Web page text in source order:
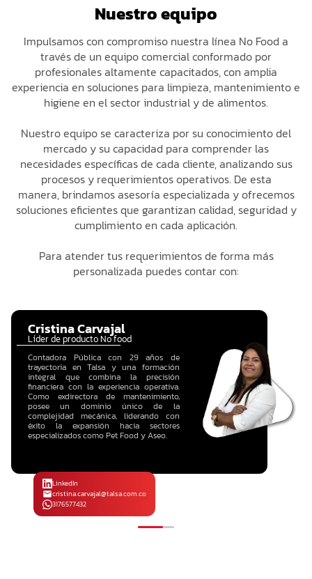
Nuestro equipo
Impulsamos con compromiso nuestra línea No Food a
través de un equipo comercial conformado por
profesionales altamente capacitados, con amplia
experiencia en soluciones para limpieza, mantenimiento e
higiene en el sector industrial y de alimentos.
Nuestro equipo se caracteriza por su conocimiento del
mercado y su capacidad para comprender las
necesidades específicas de cada cliente, analizando sus
procesos y requerimientos operativos. De esta
manera, brindamos asesoría especializada y ofrecemos
soluciones eficientes que garantizan calidad, seguridad y
cumplimiento en cada aplicación.
Para atender tus requerimientos de forma más
personalizada puedes contar con:
Cristina Carvajal
Líder de producto No food
Contadora Pública con 29 años de
trayectoria en Talsa y una formación
integral que combina la precisión
financiera con la experiencia operativa.
Como exdirectora de mantenimiento,
posee un dominio único de la
complejidad mecánica, liderando con
éxito la expansión hacia sectores
especializados como Pet Food y Aseo.
LinkedIn
cristina.carvajal@talsa.com.co
3176577432